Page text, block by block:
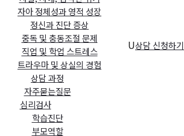
자아 정체성과 영적 성장
정신과 진단 증상
중독 및 충동조절 문제
직업 및 학업 스트레스
트라우마 및 상실의 경험
상담 과정
자주묻는질문
심리검사
학습진단
부모역할
U상담 신청하기